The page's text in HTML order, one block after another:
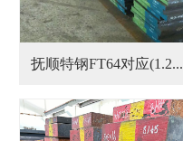
抚顺特钢FT64对应(1.2...